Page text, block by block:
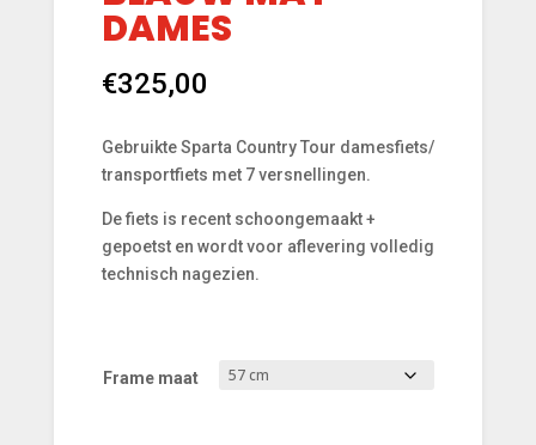
DAMES
€325,00
Gebruikte Sparta Country Tour damesfiets/
transportfiets met 7 versnellingen.
De fiets is recent schoongemaakt +
gepoetst en wordt voor aflevering volledig
technisch nagezien.
Frame maat